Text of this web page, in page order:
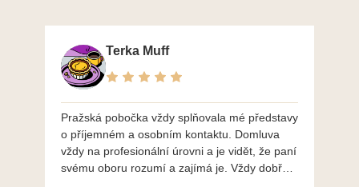
Terka Muff
Pražská pobočka vždy splňovala mé představy
o příjemném a osobním kontaktu. Domluva
vždy na profesionální úrovni a je vidět, že paní
svému oboru rozumí a zajímá je. Vždy dobře a